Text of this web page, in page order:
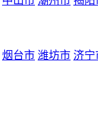
烟台市 潍坊市 济宁